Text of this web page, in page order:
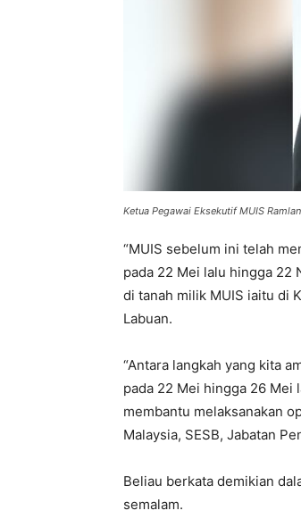
Ketua Pegawai Eksekutif MUIS
“MUIS sebelum ini telah
pada 22 Mei lalu hingga 22
di tanah milik MUIS iaitu di
Labuan.
“Antara langkah yang kita
pada 22 Mei hingga 26 Mei
membantu melaksanakan
Malaysia, SESB, Jabatan
Beliau berkata demikian
semalam.